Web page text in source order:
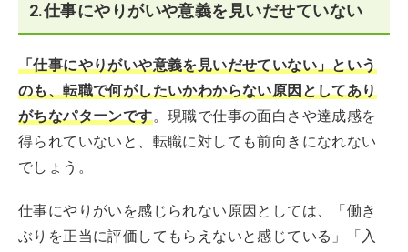
2.仕事にやりがいや意義を見いだせていない
「仕事にやりがいや意義を見いだせていない」という
のも、転職で何がしたいかわからない原因としてあり
がちなパターンです。現職で仕事の面白さや達成感を
得られていないと、転職に対しても前向きになれない
でしょう。
仕事にやりがいを感じられない原因としては、「働き
ぶりを正当に評価してもらえないと感じている」「入